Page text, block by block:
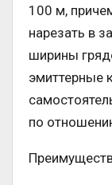
100 м,
нарезать в
ширины
эмиттерные
по